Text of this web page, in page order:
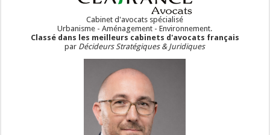
Cabinet d'avocats spécialisé
Urbanisme - Aménagement - Environnement.
Classé dans les meilleurs cabinets d'avocats français
par Décideurs Stratégiques & Juridiques